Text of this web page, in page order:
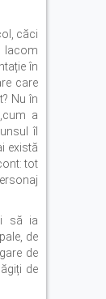
căci
lacom
în
care
Nu în
a
îl
există
tot
să ia
de
de
de